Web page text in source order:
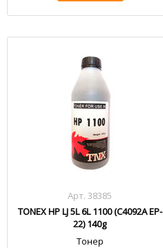
Арт. 38385
TONEX HP LJ 5L 6L 1100 (C4092A EP-
22) 140g
Тонер